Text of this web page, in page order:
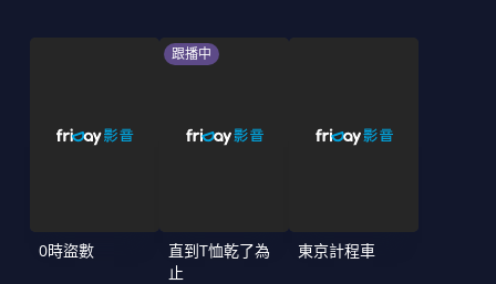
0時盜數
跟播中
直到T恤乾了為
止
東京計程車